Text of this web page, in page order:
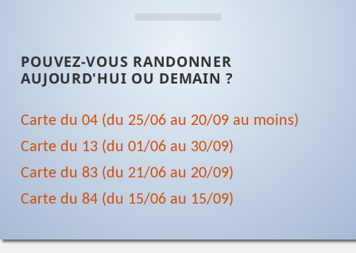
POUVEZ-VOUS RANDONNER
AUJOURD'HUI OU DEMAIN ?
Carte du 04 (du 25/06 au 20/09 au moins)
Carte du 13 (du 01/06 au 30/09)
Carte du 83 (du 21/06 au 20/09)
Carte du 84 (du 15/06 au 15/09)